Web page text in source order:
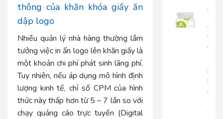
thông của khăn khóa giấy ăn
dập logo
Nhiều quản lý nhà hàng thường lầm
tưởng việc in ấn logo lên khăn giấy là
một khoản chi phí phát sinh lãng phí.
Tuy nhiên, nếu áp dụng mô hình định
lượng kinh tế, chỉ số CPM của hình
thức này thấp hơn từ 5 – 7 lần so với
chạy quảng cáo trực tuyến (Digital
Khăn
Giấy
Đa
20-
Lớp
|